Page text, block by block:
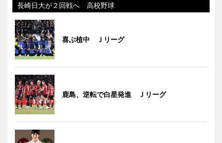
長崎日大が２回戦へ 高校野球
喜ぶ植中 Ｊリーグ
鹿島、逆転で白星発進 Ｊリーグ